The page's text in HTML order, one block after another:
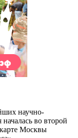
научно-
во второй
Москвы